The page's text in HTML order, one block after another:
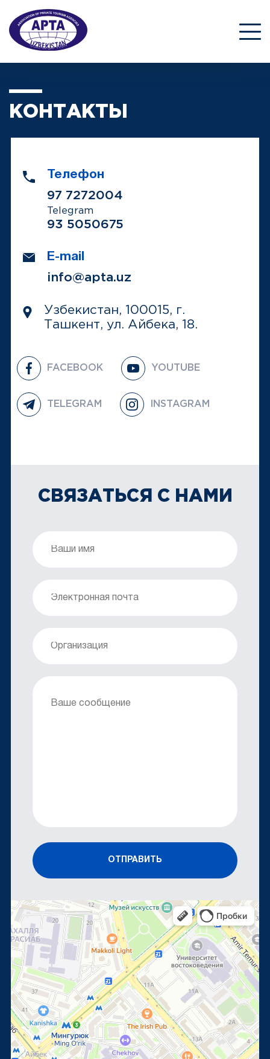
КОНТАКТЫ
Телефон
97 7272004
Telegram
93 5050675
E-mail
info@apta.uz
Узбекистан, 100015, г.
Ташкент, ул. Айбека, 18.
FACEBOOK YOUTUBE
TELEGRAM INSTAGRAM
СВЯЗАТЬСЯ С НАМИ
ОТПРАВИТЬ